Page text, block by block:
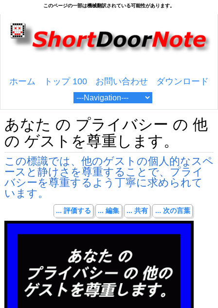
ホーム トップ 100 お問い合わせ ダウンロード
あなた の プライバシー の 他
の ゲストを尊重します。
この標識では、他のゲストの個人的なスペ
ースと静けさを尊重することで、プライ
バシーを尊重するよう丁寧に求められて
います。
... 評価する ... 編集 ... 共有 ... 次の言葉